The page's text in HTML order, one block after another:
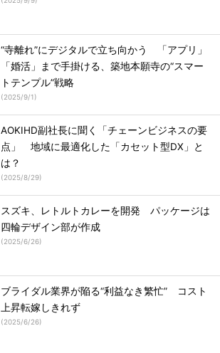
“寺離れ”にデジタルで立ち向かう 「アプリ」
「婚活」まで手掛ける、築地本願寺の“スマー
トテンプル”戦略
(2025/9/1)
AOKIHD副社長に聞く「チェーンビジネスの要
点」 地域に最適化した「カセット型DX」と
は？
(2025/8/29)
スズキ、レトルトカレーを開発 パッケージは
四輪デザイン部が作成
(2025/6/26)
ブライダル業界が陥る“利益なき繁忙” コスト
上昇転嫁しきれず
(2025/6/26)